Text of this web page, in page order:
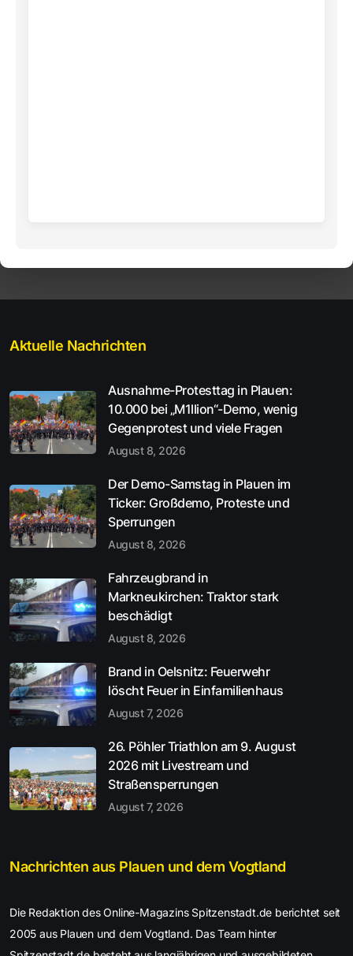
Aktuelle Nachrichten
Ausnahme-Protesttag in Plauen:
10.000 bei „M1llion“-Demo, wenig
Gegenprotest und viele Fragen
August 8, 2026
Der Demo-Samstag in Plauen im
Ticker: Großdemo, Proteste und
Sperrungen
August 8, 2026
Fahrzeugbrand in
Markneukirchen: Traktor stark
beschädigt
August 8, 2026
Brand in Oelsnitz: Feuerwehr
löscht Feuer in Einfamilienhaus
August 7, 2026
26. Pöhler Triathlon am 9. August
2026 mit Livestream und
Straßensperrungen
August 7, 2026
Nachrichten aus Plauen und dem Vogtland
Die Redaktion des Online-Magazins Spitzenstadt.de berichtet seit
2005 aus Plauen und dem Vogtland. Das Team hinter